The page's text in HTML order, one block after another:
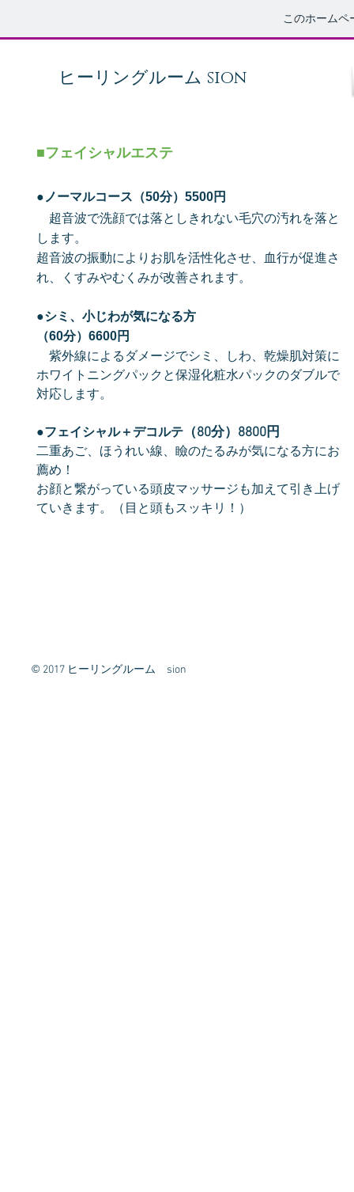
このホーム
ヒーリングルーム sion
■フェイシャルエステ
● ノーマルコース（50分）5500円
超音波で洗顔では落としきれない毛穴の汚れを落と
します。
超音波の振動によりお肌を活性化させ、
血行が促進さ
れ、くすみやむくみが改善されます。
●シミ、小じわが気になる方
（60分）6600円
紫外線によるダメージでシミ、しわ、乾燥肌対策に
ホワイトニングパックと保湿化粧水パックのダブルで
対応します。
●フェイシャル＋デコルテ （80分）8800円
二重あご、ほうれい線、瞼のたるみが気になる方にお
薦め！
​お顔と繋がっている頭皮マッサージも加えて引き上げ
ていきます。（目と頭もスッキリ！）
© 2017 ヒーリングルーム sion